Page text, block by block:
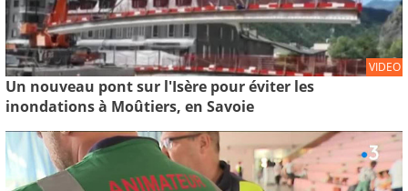
VIDEO
Un nouveau pont sur l'Isère pour éviter les
inondations à Moûtiers, en Savoie